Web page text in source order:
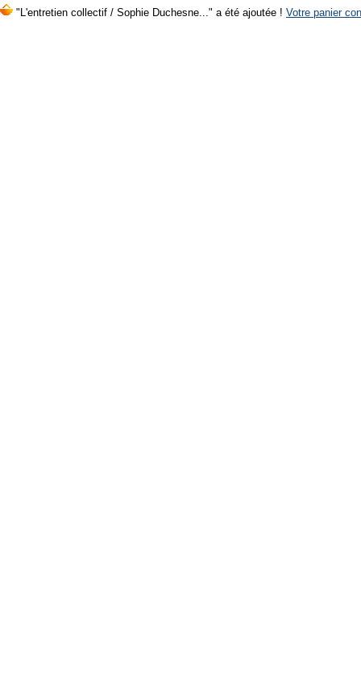
"L'entretien collectif / Sophie Duchesne..." a été ajoutée ! Votre panier